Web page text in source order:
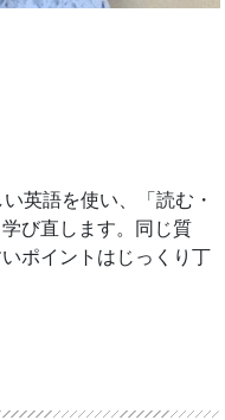
英語を使い、「読む・
び直します。同じ質
ポイントはじっくり丁